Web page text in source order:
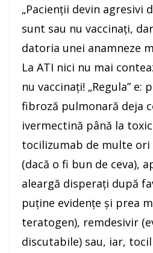
„Pacienţii devin agresivi
sunt sau nu vaccinaţi,
datoria unei anamneze
La ATI nici nu mai
nu vaccinaţi! „Regula”
fibroză pulmonară deja
ivermectină până la
tocilizumab de multe
(dacă o fi bun de ceva),
aleargă disperaţi după
puţine evidenţe şi prea
teratogen), remdesivir
discutabile) sau, iar,